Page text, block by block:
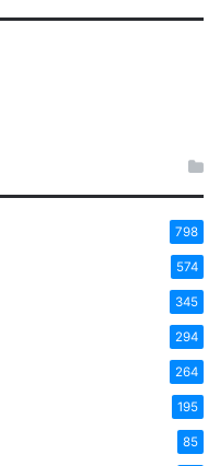
798
574
345
294
264
195
85